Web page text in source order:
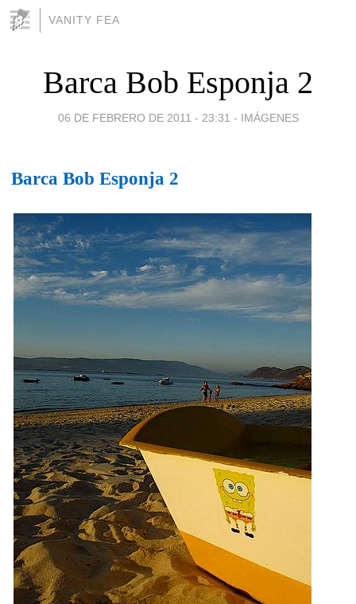
VANITY FEA
Barca Bob Esponja 2
06 DE FEBRERO DE 2011 - 23:31 - IMÁGENES
Barca Bob Esponja 2